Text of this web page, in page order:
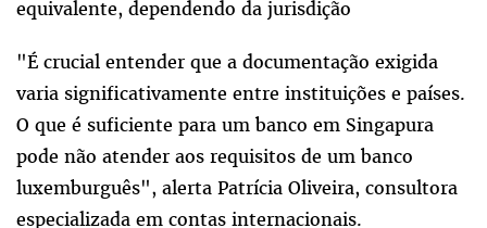
equivalente, dependendo da jurisdição
"É crucial entender que a documentação exigida
varia significativamente entre instituições e países.
O que é suficiente para um banco em Singapura
pode não atender aos requisitos de um banco
luxemburguês", alerta Patrícia Oliveira, consultora
especializada em contas internacionais.